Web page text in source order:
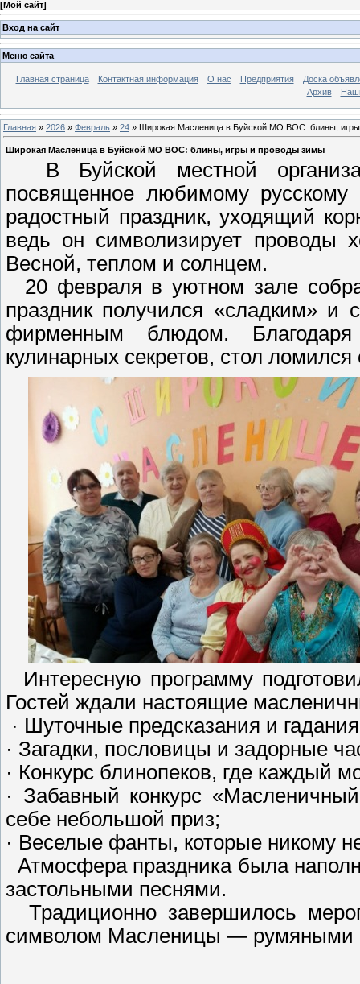
[Мой сайт]
Вход на сайт
Меню сайта
Главная страница Контактная информация О нас Предприятия
Доска
Архив
Главная » 2026 » Февраль » 24 » Широкая Масленица в Буйской МО ВОС: блины,
Широкая Масленица в Буйской МО ВОС: блины, игры и проводы зимы
В Буйской местной
посвященное любимому
радостный праздник, уходящий
ведь он символизирует проводы
Весной, теплом и солнцем.
20 февраля в уютном зале
праздник получился «сладким»
фирменным блюдом.
кулинарных секретов, стол ломился
Интересную программу
Гостей ждали настоящие
· Шуточные предсказания и
· Загадки, пословицы и задорные
· Конкурс блинопеков, где каждый
· Забавный конкурс
себе небольшой приз;
· Веселые фанты, которые никому
Атмосфера праздника была
застольными песнями.
Традиционно завершилось
символом Масленицы — румяными